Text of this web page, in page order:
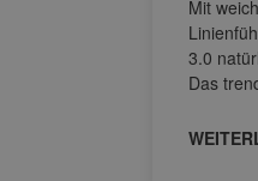
Mit
3.0
Das